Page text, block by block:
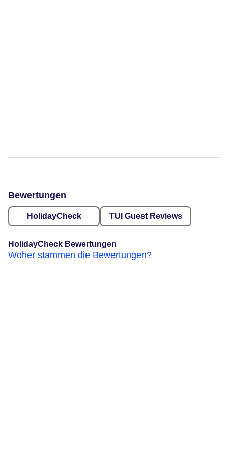
Bewertungen
HolidayCheck TUI Guest Reviews
HolidayCheck Bewertungen
Woher stammen die Bewertungen?